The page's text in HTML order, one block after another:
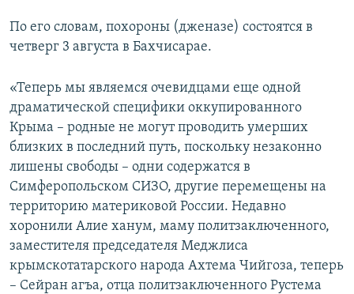
ПОБЕДИТЕЛЕЙ НЕ СУДЯТ?
КРЫМ.НЕПОКОРЕННЫЙ
УКРАИНСКАЯ ПРОБЛЕМА КРЫМА
ПРИСОЕДИНЯЙТЕСЬ!
Все сайты RFE/RL
По его словам, похороны (дженазе) состоятся в
четверг 3 августа в Бахчисарае.
«Теперь мы являемся очевидцами еще одной
драматической специфики оккупированного
Крыма – родные не могут проводить умерших
близких в последний путь, поскольку незаконно
лишены свободы – одни содержатся в
Симферопольском СИЗО, другие перемещены на
территорию материковой России. Недавно
хоронили Алие ханум, маму политзаключенного,
заместителя председателя Меджлиса
крымскотатарского народа Ахтема Чийгоза, теперь
– Сейран агъа, отца политзаключенного Рустема